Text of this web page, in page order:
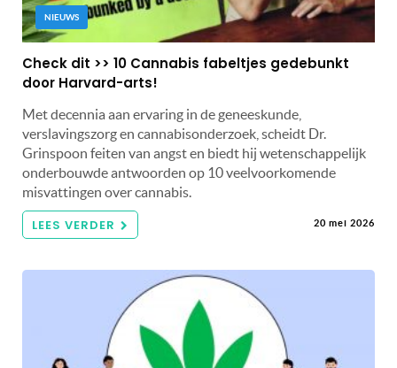
NIEUWS
Check dit >> 10 Cannabis fabeltjes gedebunkt
door Harvard-arts!
Met decennia aan ervaring in de geneeskunde,
verslavingszorg en cannabisonderzoek, scheidt Dr.
Grinspoon feiten van angst en biedt hij wetenschappelijk
onderbouwde antwoorden op 10 veelvoorkomende
misvattingen over cannabis.
LEES VERDER 20 mei 2026